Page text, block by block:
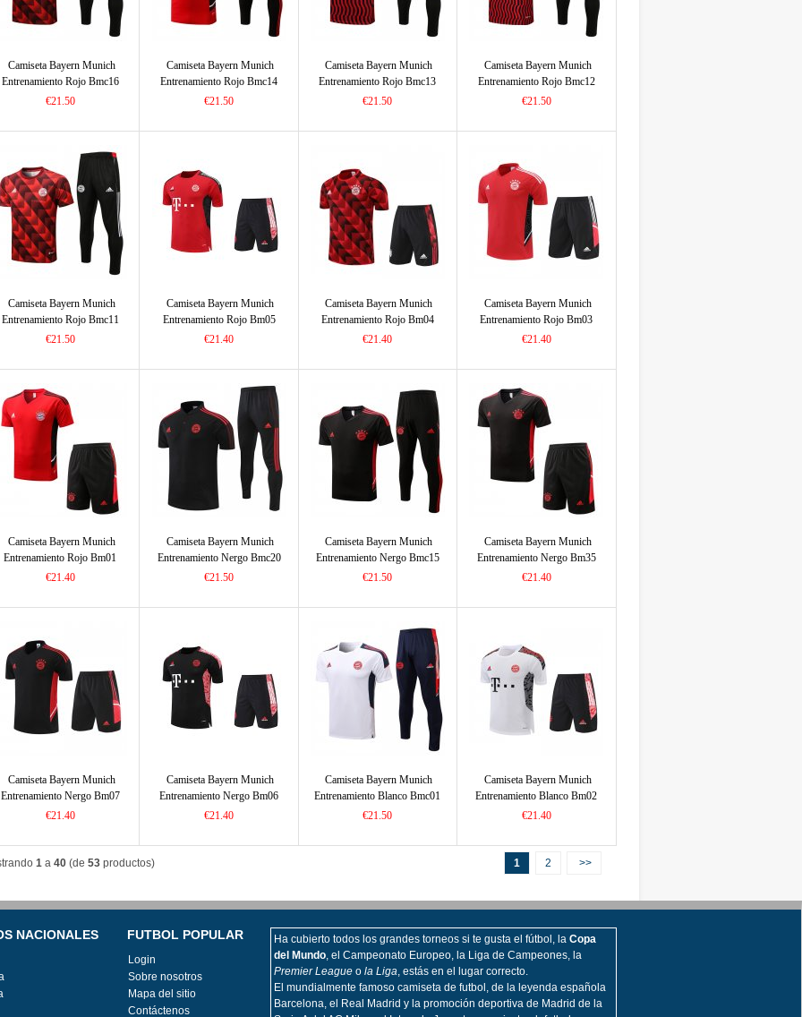
Camiseta Bayern Munich
Entrenamiento Rojo Bmc16
2022/2023
€21.50
Camiseta Bayern Munich
Entrenamiento Rojo Bmc14
2022/2023
€21.50
Camiseta Bayern Munich
Entrenamiento Rojo Bmc13
2022/2023
€21.50
Camiseta Bayern Munich
Entrenamiento Rojo Bmc12
2022/2023
€21.50
Camiseta Bayern Munich
Entrenamiento Rojo Bmc11
2022/2023
€21.50
Camiseta Bayern Munich
Entrenamiento Rojo Bm05
2022/2023
€21.40
Camiseta Bayern Munich
Entrenamiento Rojo Bm04
2022/2023
€21.40
Camiseta Bayern Munich
Entrenamiento Rojo Bm03
2022/2023
€21.40
Camiseta Bayern Munich
Entrenamiento Rojo Bm01
2022/2023
€21.40
Camiseta Bayern Munich
Entrenamiento Nergo Bmc20
2022/2023
€21.50
Camiseta Bayern Munich
Entrenamiento Nergo Bmc15
2022/2023
€21.50
Camiseta Bayern Munich
Entrenamiento Nergo Bm35
2022/2023
€21.40
Camiseta Bayern Munich
Entrenamiento Nergo Bm07
2022/2023
€21.40
Camiseta Bayern Munich
Entrenamiento Nergo Bm06
2022/2023
€21.40
Camiseta Bayern Munich
Entrenamiento Blanco Bmc01
2022/2023
€21.50
Camiseta Bayern Munich
Entrenamiento Blanco Bm02
2022/2023
€21.40
1 a 40 (de 53 productos) 1 2 >>
NACIONALES FUTBOL POPULAR
Login
Sobre nosotros
Mapa del sitio
Contáctenos
Ha cubierto todos los grandes torneos si te gusta el fútbol, la Copa
del Mundo, el Campeonato Europeo, la Liga de Campeones, la
Premier League o la Liga, estás en el lugar correcto.
El mundialmente famoso camiseta de futbol, de la leyenda española
Barcelona, el Real Madrid y la promoción deportiva de Madrid de la